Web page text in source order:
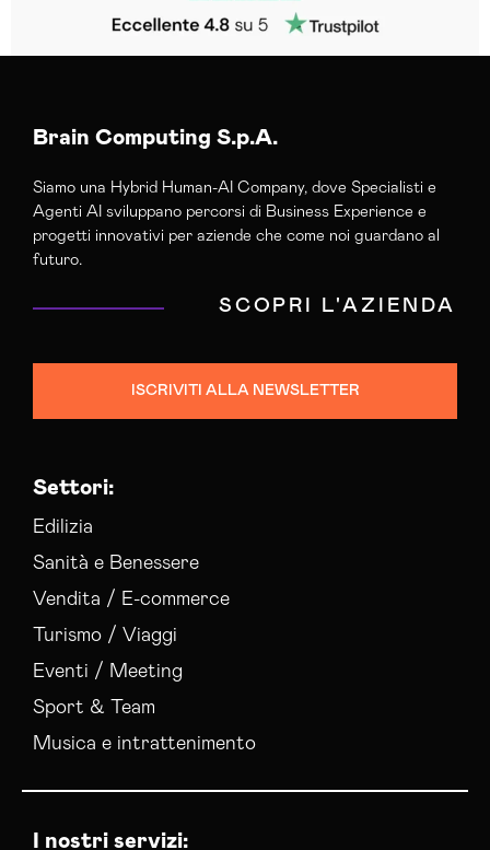
Brain Computing S.p.A.
Siamo una Hybrid Human-AI Company, dove Specialisti e
Agenti AI sviluppano percorsi di Business Experience e
progetti innovativi per aziende che come noi guardano al
futuro.
SCOPRI L'AZIENDA
ISCRIVITI ALLA NEWSLETTER
Settori:
Edilizia
Sanità e Benessere
Vendita / E-commerce
Turismo / Viaggi
Eventi / Meeting
Sport & Team
Musica e intrattenimento
I nostri servizi: